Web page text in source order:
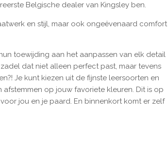
Belgische dealer van Kingsley ben.
en stijl, maar ook ongeëvenaard comfort
toewijding aan het aanpassen van elk detail
dat niet alleen perfect past, maar tevens
Je kunt kiezen uit de fijnste leersoorten en
op jouw favoriete kleuren. Dit is op
jou en je paard. En binnenkort komt er zelf